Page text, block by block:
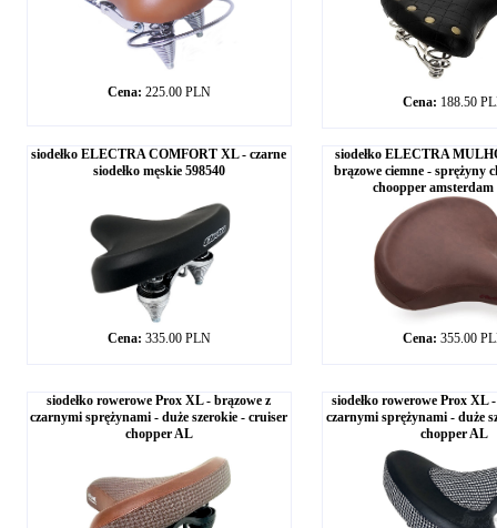
Cena: 225.00 PLN
Cena: 188.50
siodełko ELECTRA COMFORT XL - czarne
siodełko męskie 598540
Cena: 335.00 PLN
siodełko ELECTRA
brązowe ciemne - sprężyny
choopper amsterdam
Cena: 355.00
siodełko rowerowe Prox XL - brązowe z
czarnymi sprężynami - duże szerokie - cruiser
chopper AL
siodełko rowerowe Prox XL -
czarnymi sprężynami - duże
chopper AL